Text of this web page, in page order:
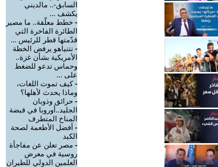
السابق-.. مالديني
يكشف ...
- خطط معلّقة.. ما مصير
الطائرة الفاخرة التي
قدّمتها قطر للرئيس ...
- نتنياهو يرفض الخطة
الأمريكية بشأن غزة..
وحماس تدعو للضغط
على ...
-كيف تموت اللغات،
وماذا يحدث لأهلها؟
- حرائق وذوبان
الجليد..أوروبا في قبضة
المناخ المتطرف
- أفضل الأطعمة لصحة
الكبد
- مصر تعلن عن مفاجأة
روسية في معرض
العلمين الدولي للطيران